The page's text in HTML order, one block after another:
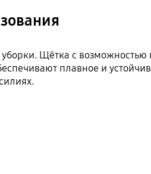
Щётка с возможностью
плавное и